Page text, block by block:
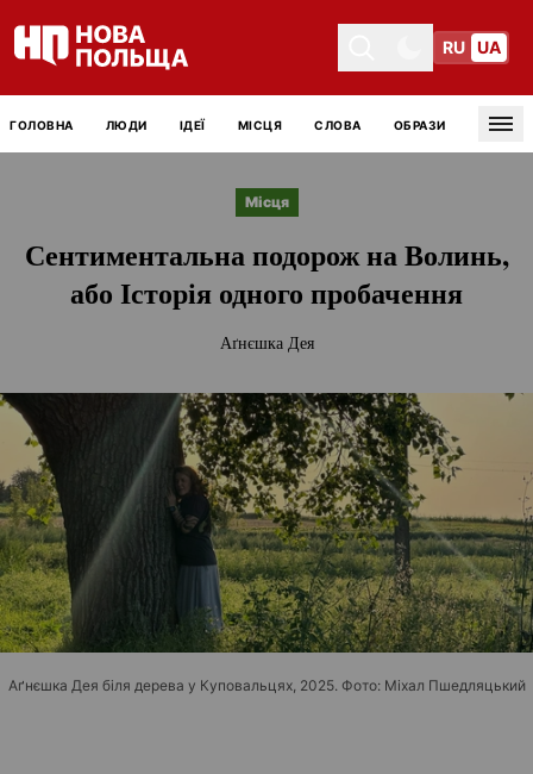
Toggle themeToggle theme
RU UA
ГОЛОВНА ЛЮДИ ІДЕЇ МІСЦЯ СЛОВА ОБРАЗИ
Місця
Сентиментальна подорож на Волинь,
або Історія одного пробачення
Аґнєшка Дея
Аґнєшка Дея біля дерева у Куповальцях, 2025. Фото: Міхал Пшедляцький